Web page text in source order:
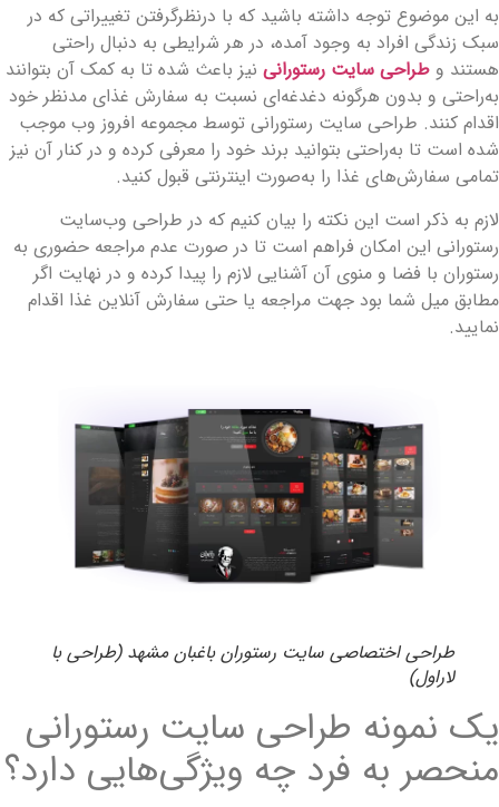
به این موضوع توجه داشته باشید که با درنظرگرفتن تغییراتی که در
سبک زندگی افراد به وجود آمده، در هر شرایطی به دنبال راحتی
هستند و طراحی سایت رستورانی نیز باعث شده تا به کمک آن بتوانند
به‌راحتی و بدون هرگونه دغدغه‌ای نسبت به سفارش غذای مدنظر خود
اقدام کنند. طراحی سایت رستورانی توسط مجموعه افروز وب موجب
شده است تا به‌راحتی بتوانید برند خود را معرفی کرده و در کنار آن نیز
تمامی سفارش‌های غذا را به‌صورت اینترنتی قبول کنید.
لازم به ذکر است این نکته را بیان کنیم که در طراحی وب‌سایت
رستورانی این امکان فراهم است تا در صورت عدم مراجعه حضوری به
رستوران با فضا و منوی آن آشنایی لازم را پیدا کرده و در نهایت اگر
مطابق میل شما بود جهت مراجعه یا حتی سفارش آنلاین غذا اقدام
نمایید.
طراحی اختصاصی سایت رستوران باغبان مشهد (طراحی با
لاراول)
یک نمونه طراحی سایت رستورانی
منحصر به فرد چه ویژگی‌هایی دارد؟